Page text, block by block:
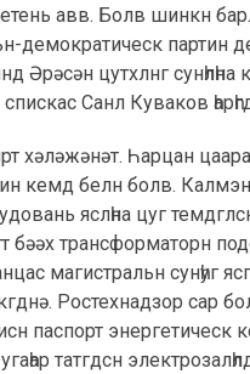
авв. Болв шинкн
демократическ партин
Әрәсән цутхлнг
Санл Куваков
хәләжәнәт. Һарцан
кемд белн болв.
яслһна цуг
бәәх трансформаторн
магистральн сунһуг
Ростехнадзор сар
паспорт энергетическ
татгдсн